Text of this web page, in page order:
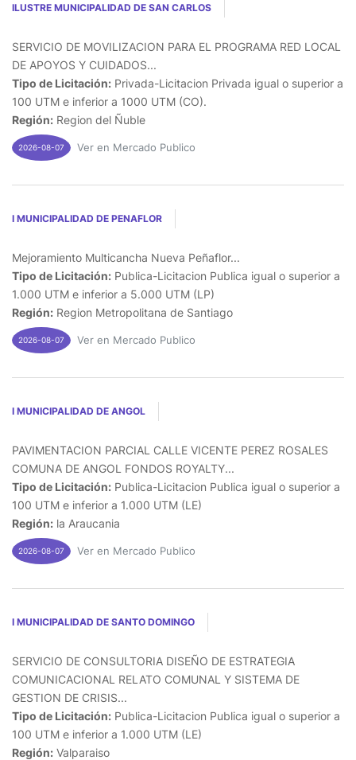
ILUSTRE MUNICIPALIDAD DE SAN CARLOS
SERVICIO DE MOVILIZACION PARA EL PROGRAMA RED LOCAL
DE APOYOS Y CUIDADOS...
Tipo de Licitación: Privada-Licitacion Privada igual o superior a
100 UTM e inferior a 1000 UTM (CO).
Región: Region del Ñuble
2026-08-07 Ver en Mercado Publico
I MUNICIPALIDAD DE PENAFLOR
Mejoramiento Multicancha Nueva Peñaflor...
Tipo de Licitación: Publica-Licitacion Publica igual o superior a
1.000 UTM e inferior a 5.000 UTM (LP)
Región: Region Metropolitana de Santiago
2026-08-07 Ver en Mercado Publico
I MUNICIPALIDAD DE ANGOL
PAVIMENTACION PARCIAL CALLE VICENTE PEREZ ROSALES
COMUNA DE ANGOL FONDOS ROYALTY...
Tipo de Licitación: Publica-Licitacion Publica igual o superior a
100 UTM e inferior a 1.000 UTM (LE)
Región: la Araucania
2026-08-07 Ver en Mercado Publico
I MUNICIPALIDAD DE SANTO DOMINGO
SERVICIO DE CONSULTORIA DISEÑO DE ESTRATEGIA
COMUNICACIONAL RELATO COMUNAL Y SISTEMA DE
GESTION DE CRISIS...
Tipo de Licitación: Publica-Licitacion Publica igual o superior a
100 UTM e inferior a 1.000 UTM (LE)
Región: Valparaiso